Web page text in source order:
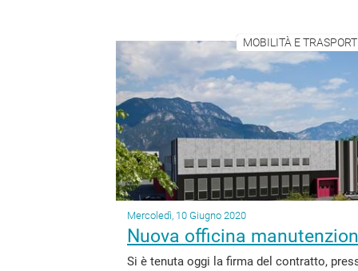
MOBILITÀ E
Mercoledì, 10 Giugno 2020
Nuova officina
Si è tenuta oggi la firma del contratto,